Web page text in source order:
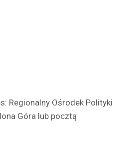
Regionalny Ośrodek Polityki
Góra lub pocztą